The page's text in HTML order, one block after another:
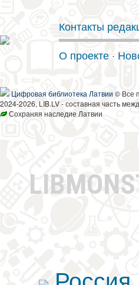
Контакты
О проекте ·
Цифровая библиотека Латвии © Все
2024-2026, LIB.LV - составная часть
Сохраняя наследие Латвии